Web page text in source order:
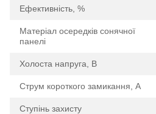
Ефективність, %
Матеріал осередків сонячної
панелі
Холоста напруга, В
Струм короткого замикання, А
Ступінь захисту